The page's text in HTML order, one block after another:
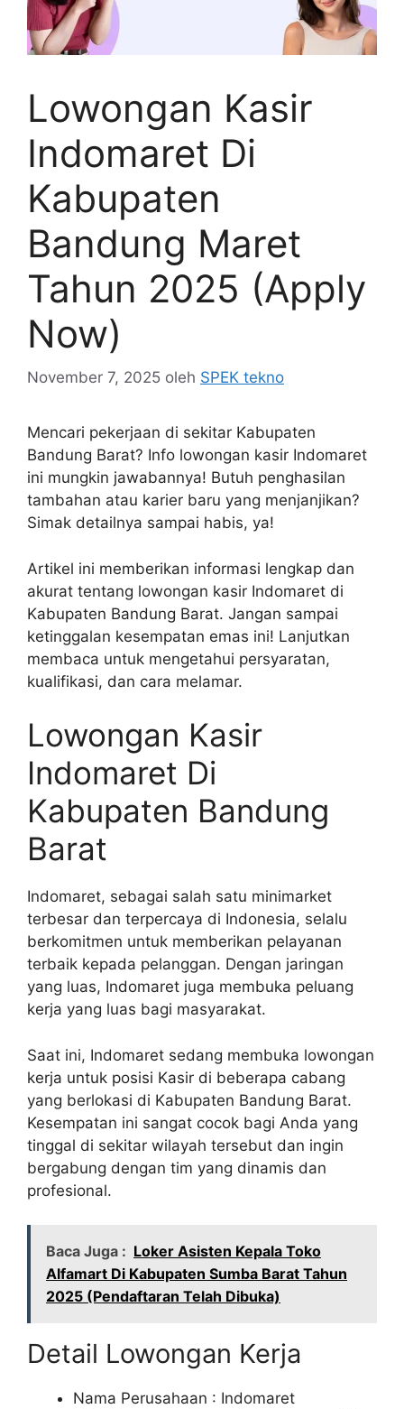
Lowongan Kasir
Indomaret Di
Kabupaten
Bandung Maret
Tahun 2025 (Apply
Now)
November 7, 2025 oleh SPEK tekno
Mencari pekerjaan di sekitar Kabupaten
Bandung Barat? Info lowongan kasir Indomaret
ini mungkin jawabannya! Butuh penghasilan
tambahan atau karier baru yang menjanjikan?
Simak detailnya sampai habis, ya!
Artikel ini memberikan informasi lengkap dan
akurat tentang lowongan kasir Indomaret di
Kabupaten Bandung Barat. Jangan sampai
ketinggalan kesempatan emas ini! Lanjutkan
membaca untuk mengetahui persyaratan,
kualifikasi, dan cara melamar.
Lowongan Kasir
Indomaret Di
Kabupaten Bandung
Barat
Indomaret, sebagai salah satu minimarket
terbesar dan terpercaya di Indonesia, selalu
berkomitmen untuk memberikan pelayanan
terbaik kepada pelanggan. Dengan jaringan
yang luas, Indomaret juga membuka peluang
kerja yang luas bagi masyarakat.
Saat ini, Indomaret sedang membuka lowongan
kerja untuk posisi Kasir di beberapa cabang
yang berlokasi di Kabupaten Bandung Barat.
Kesempatan ini sangat cocok bagi Anda yang
tinggal di sekitar wilayah tersebut dan ingin
bergabung dengan tim yang dinamis dan
profesional.
Baca Juga : Loker Asisten Kepala Toko
Alfamart Di Kabupaten Sumba Barat Tahun
2025 (Pendaftaran Telah Dibuka)
Detail Lowongan Kerja
Nama Perusahaan : Indomaret